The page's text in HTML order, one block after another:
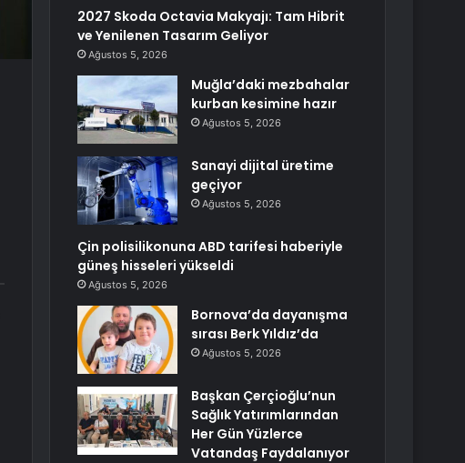
2027 Skoda Octavia Makyajı: Tam Hibrit
ve Yenilenen Tasarım Geliyor
Ağustos 5, 2026
Muğla’daki mezbahalar
kurban kesimine hazır
Ağustos 5, 2026
Sanayi dijital üretime
geçiyor
Ağustos 5, 2026
Çin polisilikonuna ABD tarifesi haberiyle
güneş hisseleri yükseldi
Ağustos 5, 2026
Bornova’da dayanışma
sırası Berk Yıldız’da
Ağustos 5, 2026
Başkan Çerçioğlu’nun
Sağlık Yatırımlarından
Her Gün Yüzlerce
Vatandaş Faydalanıyor